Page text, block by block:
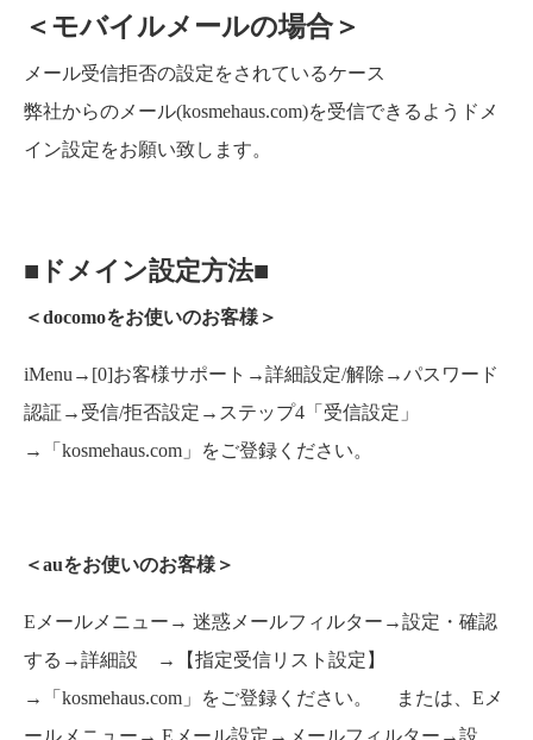
＜モバイルメールの場合＞
メール受信拒否の設定をされているケース
弊社からのメール(kosmehaus.com)を受信できるようドメ
イン設定をお願い致します。
■ドメイン設定方法■
＜docomoをお使いのお客様＞
iMenu→[0]お客様サポート→詳細設定/解除→パスワード
認証→受信/拒否設定→ステップ4「受信設定」
→「kosmehaus.com」をご登録ください。
＜auをお使いのお客様＞
Eメールメニュー→ 迷惑メールフィルター→設定・確認
する→詳細設 →【指定受信リスト設定】
→「kosmehaus.com」をご登録ください。 または、Eメ
ールメニュー→ Eメール設定→メールフィルター→設